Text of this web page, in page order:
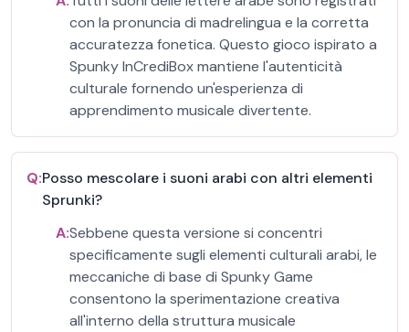
con la pronuncia di madrelingua e la corretta
accuratezza fonetica. Questo gioco ispirato a
Spunky InCrediBox mantiene l'autenticità
culturale fornendo un'esperienza di
apprendimento musicale divertente.
Q:Posso mescolare i suoni arabi con altri elementi
Sprunki?
A:Sebbene questa versione si concentri
specificamente sugli elementi culturali arabi, le
meccaniche di base di Spunky Game
consentono la sperimentazione creativa
all'interno della struttura musicale